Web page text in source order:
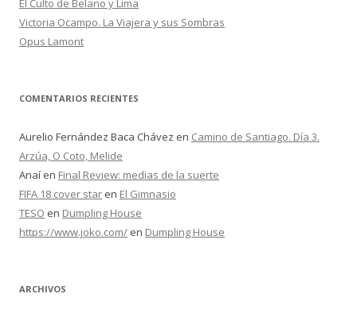
El Culto de Belano y Lima
Victoria Ocampo. La Viajera y sus Sombras
Opus Lamont
COMENTARIOS RECIENTES
Aurelio Fernández Baca Chávez en Camino de Santiago. Día 3.
Arzúa, O Coto, Melide
Anaí en Final Review: medias de la suerte
FIFA 18 cover star en El Gimnasio
TESO en Dumpling House
https://www.joko.com/ en Dumpling House
ARCHIVOS